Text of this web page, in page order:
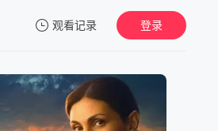
观看记录 登录